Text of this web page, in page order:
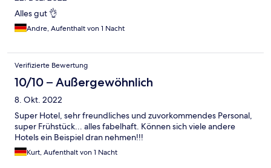
Alles gut 👌
Andre, Aufenthalt von 1 Nacht
Verifizierte Bewertung
10/10 – Außergewöhnlich
8. Okt. 2022
Super Hotel, sehr freundliches und zuvorkommendes Personal,
super Frühstück... alles fabelhaft. Können sich viele andere
Hotels ein Beispiel dran nehmen!!!
Kurt, Aufenthalt von 1 Nacht